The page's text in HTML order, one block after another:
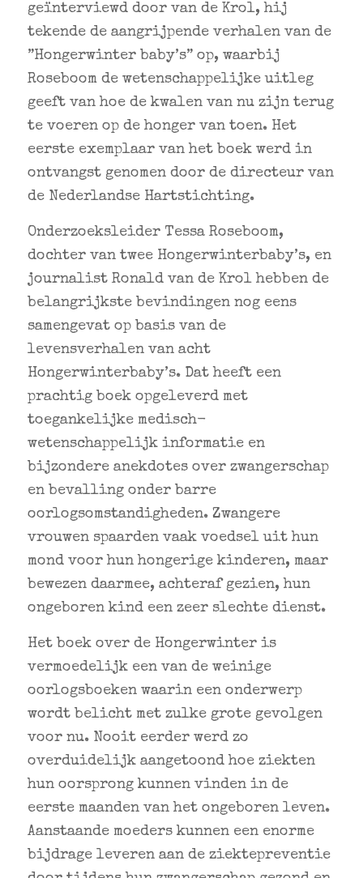
geïnterviewd door van de Krol, hij
tekende de aangrijpende verhalen van de
”Hongerwinter baby’s” op, waarbij
Roseboom de wetenschappelijke uitleg
geeft van hoe de kwalen van nu zijn terug
te voeren op de honger van toen. Het
eerste exemplaar van het boek werd in
ontvangst genomen door de directeur van
de Nederlandse Hartstichting.
Onderzoeksleider Tessa Roseboom,
dochter van twee Hongerwinterbaby’s, en
journalist Ronald van de Krol hebben de
belangrijkste bevindingen nog eens
samengevat op basis van de
levensverhalen van acht
Hongerwinterbaby’s. Dat heeft een
prachtig boek opgeleverd met
toegankelijke medisch-
wetenschappelijk informatie en
bijzondere anekdotes over zwangerschap
en bevalling onder barre
oorlogsomstandigheden. Zwangere
vrouwen spaarden vaak voedsel uit hun
mond voor hun hongerige kinderen, maar
bewezen daarmee, achteraf gezien, hun
ongeboren kind een zeer slechte dienst.
Het boek over de Hongerwinter is
vermoedelijk een van de weinige
oorlogsboeken waarin een onderwerp
wordt belicht met zulke grote gevolgen
voor nu. Nooit eerder werd zo
overduidelijk aangetoond hoe ziekten
hun oorsprong kunnen vinden in de
eerste maanden van het ongeboren leven.
Aanstaande moeders kunnen een enorme
bijdrage leveren aan de ziektepreventie